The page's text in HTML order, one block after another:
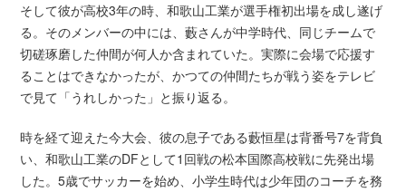
そして彼が高校3年の時、和歌山工業が選手権初出場を成し遂げ
る。そのメンバーの中には、藪さんが中学時代、同じチームで
切磋琢磨した仲間が何人か含まれていた。実際に会場で応援す
ることはできなかったが、かつての仲間たちが戦う姿をテレビ
で見て「うれしかった」と振り返る。
時を経て迎えた今大会、彼の息子である藪恒星は背番号7を背負
い、和歌山工業のDFとして1回戦の松本国際高校戦に先発出場
した。5歳でサッカーを始め、小学生時代は少年団のコーチを務